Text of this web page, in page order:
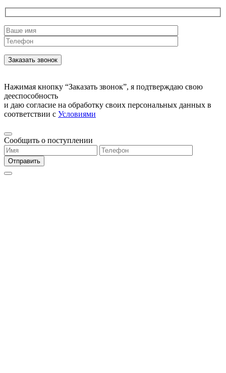
Нажимая кнопку “Заказать звонок”, я подтверждаю свою
дееспособность
и даю согласие на обработку своих персональных данных в
соответствии с Условиями
Сообщить о поступлении